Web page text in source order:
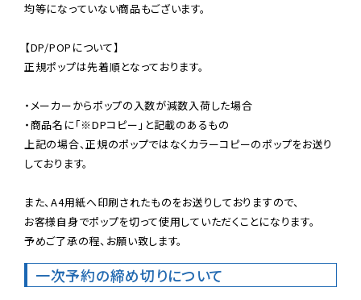
均等になっていない商品もございます。
【DP/POPについて】
正規ポップは先着順となっております。
・メーカーからポップの入数が減数入荷した場合
・商品名に「※DPコピー」と記載のあるもの
上記の場合、正規のポップではなくカラーコピーのポップをお送り
しております。
また、A4用紙へ印刷されたものをお送りしておりますので、
お客様自身でポップを切って使用していただくことになります。
予めご了承の程、お願い致します。
一次予約の締め切りについて